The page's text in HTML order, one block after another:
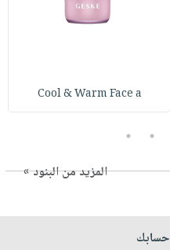
Cool & Warm Face a
4
5
المزيد من البنود »
حسابك